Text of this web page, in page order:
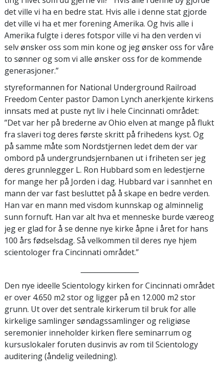
det ville vi ha en bedre stat. Hvis alle i denne stat gjorde
det ville vi ha et mer forening Amerika. Og hvis alle i
Amerika fulgte i deres fotspor ville vi ha den verden vi
selv ønsker oss som min kone og jeg ønsker oss for våre
to sønner og som vi alle ønsker oss for de kommende
generasjoner.”
styreformannen for National Underground Railroad
Freedom Center pastor Damon Lynch anerkjente kirkens
innsats med at puste nyt liv i hele Cincinnati området:
”Det var her på brederne av Ohio elven at mange på flukt
fra slaveri tog deres første skritt på frihedens kyst. Og
på samme måte som Nordstjernen ledet dem der var
ombord på undergrundsjernbanen ut i friheten ser jeg
deres grunnlegger L. Ron Hubbard som en ledestjerne
for mange her på Jorden i dag. Hubbard var i sannhet en
mann der var fast besluttet på å skape en bedre verden.
Han var en mann med visdom kunnskap og alminnelig
sunn fornuft. Han var alt hva et menneske burde væreog
jeg er glad for å se denne nye kirke åpne i året for hans
100 års fødselsdag. Så velkommen til deres nye hjem
scientologer fra Cincinnati området.”
Den nye ideelle Scientology kirken for Cincinnati området
er over 4.650 m2 stor og ligger på en 12.000 m2 stor
grunn. Ut over det sentrale kirkerum til bruk for alle
kirkelige samlinger søndagssamlinger og religiøse
seremonier inneholder kirken flere seminarrum og
kursuslokaler foruten dusinvis av rom til Scientology
auditering (åndelig veiledning).